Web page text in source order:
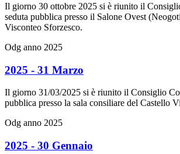
Il giorno 30 ottobre 2025 si è riunito il
seduta pubblica presso il Salone Ovest
Visconteo Sforzesco.
Odg anno 2025
2025 - 31 Marzo
Il giorno 31/03/2025 si è riunito il Consiglio
pubblica presso la sala consiliare del Castello
Odg anno 2025
2025 - 30 Gennaio